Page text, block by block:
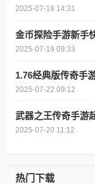
2025-07-18 14:31
金币探险手游新手
2025-07-19 09:33
1.76经典版传奇手
2025-07-22 09:12
武器之王传奇手游
2025-07-20 11:12
热门下载